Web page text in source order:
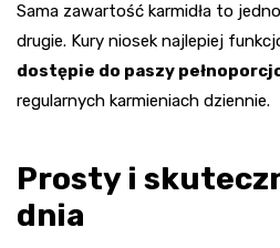
Sama zawartość karmidła to
drugie. Kury niosek najlepiej
dostępie do paszy
regularnych karmieniach dziennie.
Prosty i
dnia